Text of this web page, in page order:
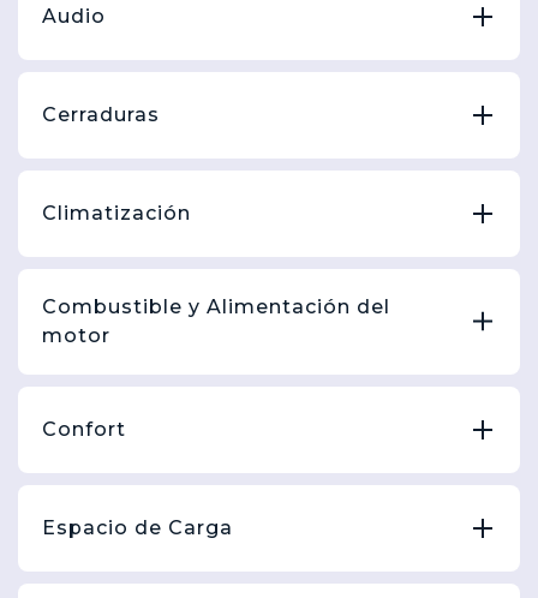
Audio
Cerraduras
Climatización
Combustible y Alimentación del
motor
Confort
Espacio de Carga